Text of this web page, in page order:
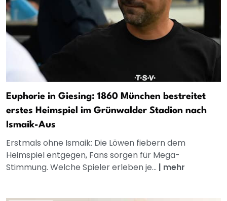
Euphorie in Giesing: 1860 München bestreitet
erstes Heimspiel im Grünwalder Stadion nach
Ismaik-Aus
Erstmals ohne Ismaik: Die Löwen fiebern dem
Heimspiel entgegen, Fans sorgen für Mega-
Stimmung. Welche Spieler erleben je... | mehr